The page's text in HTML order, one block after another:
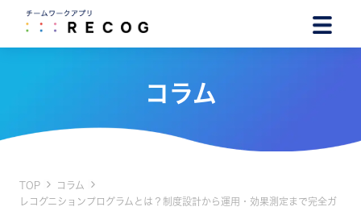
コラム
TOP
コラム
レコグニションプログラムとは？制度設計から運用・効果測定まで完全ガ